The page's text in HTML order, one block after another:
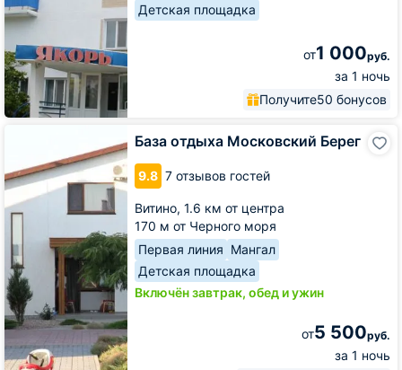
Детская площадка
от1 000руб.
за 1 ночь
Получите50 бонусов
База отдыха Московский Берег
9.8 7 отзывов гостей
Витино, 1.6 км от центра
170 м от Черного моря
Первая линия Мангал
Детская площадка
Включён завтрак, обед и ужин
от5 500руб.
за 1 ночь
Московский
Берег